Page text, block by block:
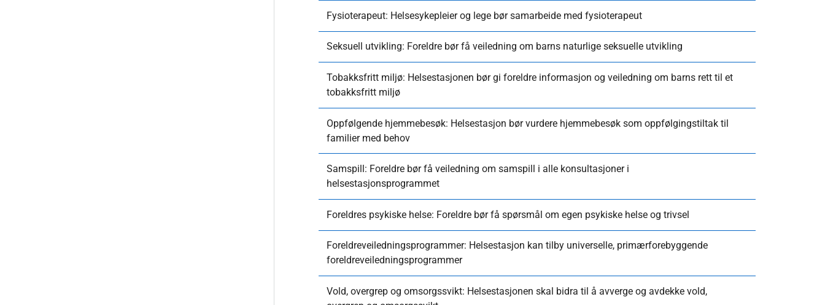
Fysioterapeut: Helsesykepleier og lege bør samarbeide med fysioterapeut
Seksuell utvikling: Foreldre bør få veiledning om barns naturlige seksuelle utvikling
Tobakksfritt miljø: Helsestasjonen bør gi foreldre informasjon og veiledning om barns rett til et
tobakksfritt miljø
Oppfølgende hjemmebesøk: Helsestasjon bør vurdere hjemmebesøk som oppfølgingstiltak til
familier med behov
Samspill: Foreldre bør få veiledning om samspill i alle konsultasjoner i
helsestasjonsprogrammet
Foreldres psykiske helse: Foreldre bør få spørsmål om egen psykiske helse og trivsel
Foreldreveiledningsprogrammer: Helsestasjon kan tilby universelle, primærforebyggende
foreldreveiledningsprogrammer
Vold, overgrep og omsorgssvikt: Helsestasjonen skal bidra til å avverge og avdekke vold,